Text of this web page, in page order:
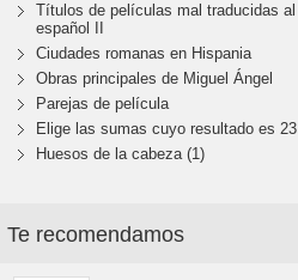
Títulos de películas mal traducidas al
español II
Ciudades romanas en Hispania
Obras principales de Miguel Ángel
Parejas de película
Elige las sumas cuyo resultado es 23
Huesos de la cabeza (1)
Te recomendamos